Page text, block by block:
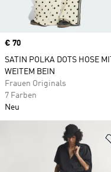
Price
€ 70
SATIN POLKA DOTS HOSE MIT
WEITEM BEIN
Frauen Originals
7 Farben
Neu